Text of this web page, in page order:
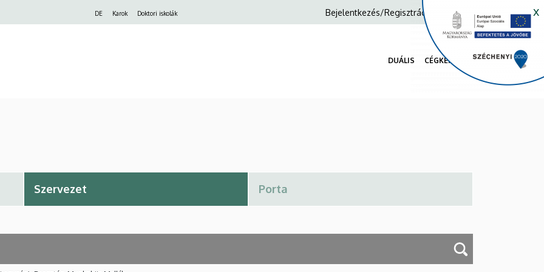
DE Karok Doktori iskolák x
Anonim
Bejelentkezés/Regisztráció
navigáció
DUÁLIS CÉGKERESŐ